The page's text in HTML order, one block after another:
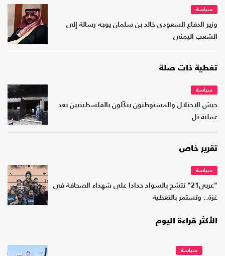
سياسة
وزير الدفاع السعودي خالد بن سلمان يوجه رسالة إلى
الشعب اليمني
تغطية ذات صلة
سياسة
جيش الاحتلال والمستوطنون ينكّلون بالفلسطينيين بعد
عملية تل
تقرير خاص
سياسة
"عربي21" تتشح بالسواد حدادا على شهداء الصحافة في
غزة.. وتستمر بالتغطية
الأكثر قراءة اليوم
سياسة